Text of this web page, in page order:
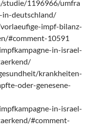
studie/1196966/umfra
in-deutschland/
impf-bilanz-
#comment-10591
in-israel-
krankheiten-
oder-genesene-
in-israel-
#comment-